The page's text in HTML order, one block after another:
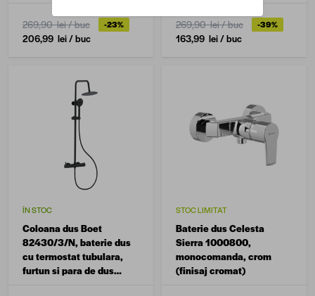
269,90 lei/ buc -23%
206,99 lei/ buc
269,90 lei/ buc -39%
163,99 lei/ buc
ÎN STOC
Coloana dus Boet
82430/3/N, baterie dus
cu termostat tubulara,
furtun si para de dus
STOC LIMITAT
Baterie dus Celesta
Sierra 1000800,
monocomanda, crom
(finisaj cromat)